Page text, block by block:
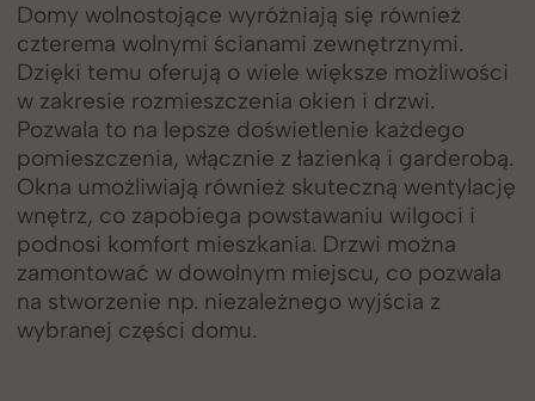
Domy wolnostojące wyróżniają się również
czterema wolnymi ścianami zewnętrznymi.
Dzięki temu oferują o wiele większe możliwości
w zakresie rozmieszczenia okien i drzwi.
Pozwala to na lepsze doświetlenie każdego
pomieszczenia, włącznie z łazienką i garderobą.
Okna umożliwiają również skuteczną wentylację
wnętrz, co zapobiega powstawaniu wilgoci i
podnosi komfort mieszkania. Drzwi można
zamontować w dowolnym miejscu, co pozwala
na stworzenie np. niezależnego wyjścia z
wybranej części domu.